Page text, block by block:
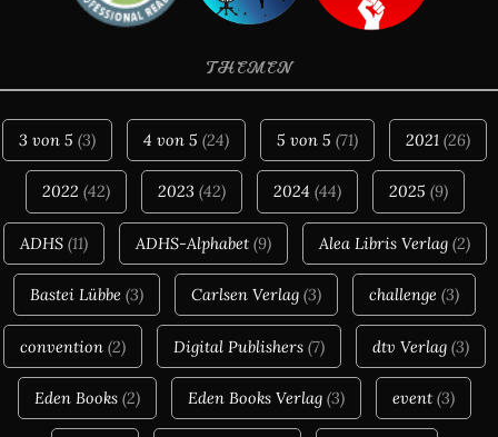
THEMEN
3 von 5 (3) 4 von 5 (24) 5 von 5 (71) 2021 (26)
2022 (42) 2023 (42) 2024 (44) 2025 (9)
ADHS(11) ADHS-Alphabet(9) Alea Libris Verlag(2)
Bastei Lübbe (3) Carlsen Verlag (3) challenge (3)
convention (2) Digital Publishers (7) dtv Verlag (3)
Eden Books (2) Eden Books Verlag (3) event (3)